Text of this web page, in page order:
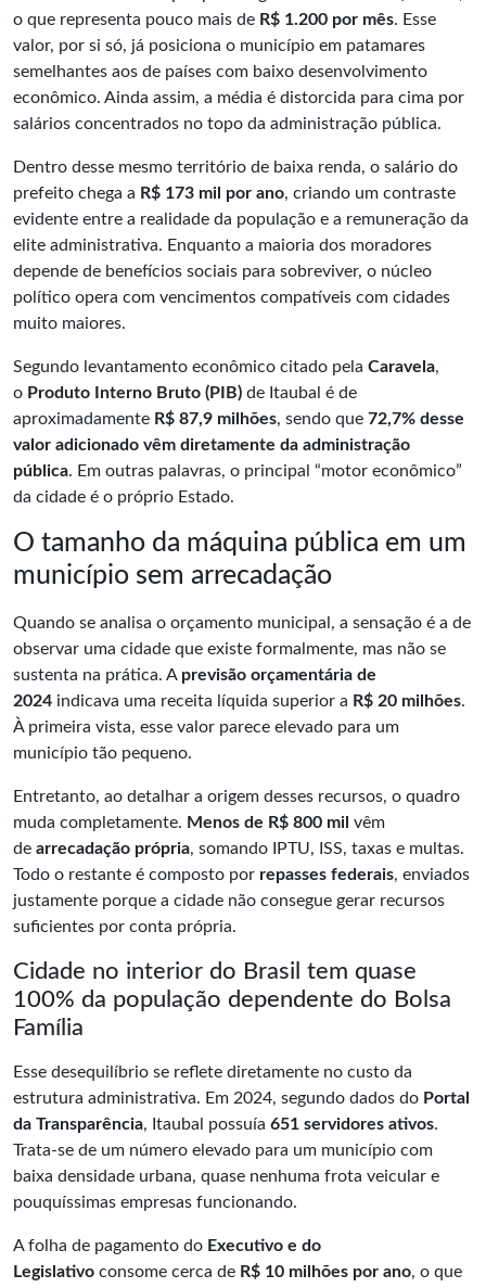
o que representa pouco mais de R$ 1.200 por mês. Esse
valor, por si só, já posiciona o município em patamares
semelhantes aos de países com baixo desenvolvimento
econômico. Ainda assim, a média é distorcida para cima por
salários concentrados no topo da administração pública.
Dentro desse mesmo território de baixa renda, o salário do
prefeito chega a R$ 173 mil por ano, criando um contraste
evidente entre a realidade da população e a remuneração da
elite administrativa. Enquanto a maioria dos moradores
depende de benefícios sociais para sobreviver, o núcleo
político opera com vencimentos compatíveis com cidades
muito maiores.
Segundo levantamento econômico citado pela Caravela,
o Produto Interno Bruto (PIB) de Itaubal é de
aproximadamente R$ 87,9 milhões, sendo que 72,7% desse
valor adicionado vêm diretamente da administração
pública. Em outras palavras, o principal “motor econômico”
da cidade é o próprio Estado.
O tamanho da máquina pública em um
município sem arrecadação
Quando se analisa o orçamento municipal, a sensação é a de
observar uma cidade que existe formalmente, mas não se
sustenta na prática. A previsão orçamentária de
2024 indicava uma receita líquida superior a R$ 20 milhões.
À primeira vista, esse valor parece elevado para um
município tão pequeno.
Entretanto, ao detalhar a origem desses recursos, o quadro
muda completamente. Menos de R$ 800 mil vêm
de arrecadação própria, somando IPTU, ISS, taxas e multas.
Todo o restante é composto por repasses federais, enviados
justamente porque a cidade não consegue gerar recursos
suficientes por conta própria.
Cidade no interior do Brasil tem quase
100% da população dependente do Bolsa
Família
Esse desequilíbrio se reflete diretamente no custo da
estrutura administrativa. Em 2024, segundo dados do Portal
da Transparência, Itaubal possuía 651 servidores ativos.
Trata-se de um número elevado para um município com
baixa densidade urbana, quase nenhuma frota veicular e
pouquíssimas empresas funcionando.
A folha de pagamento do Executivo e do
Legislativo consome cerca de R$ 10 milhões por ano, o que